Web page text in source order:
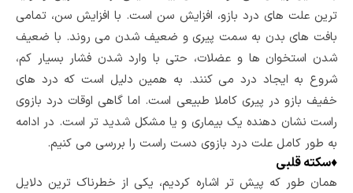
ترین علت های درد بازو، افزایش سن است. با افزایش سن، تمامی
بافت های بدن به سمت پیری و ضعیف شدن می روند. با ضعیف
شدن استخوان ها و عضلات، حتی با وارد شدن فشار بسیار کم،
شروع به ایجاد درد می کنند. به همین دلیل است که درد های
خفیف بازو در پیری کاملا طبیعی است. اما گاهی اوقات درد بازوی
راست نشان دهنده یک بیماری و یا مشکل شدید تر است. در ادامه
به طور کامل علت درد بازوی دست راست را بررسی می کنیم.
♦سکته قلبی
همان طور که پیش تر اشاره کردیم، یکی از خطرناک ترین دلایل